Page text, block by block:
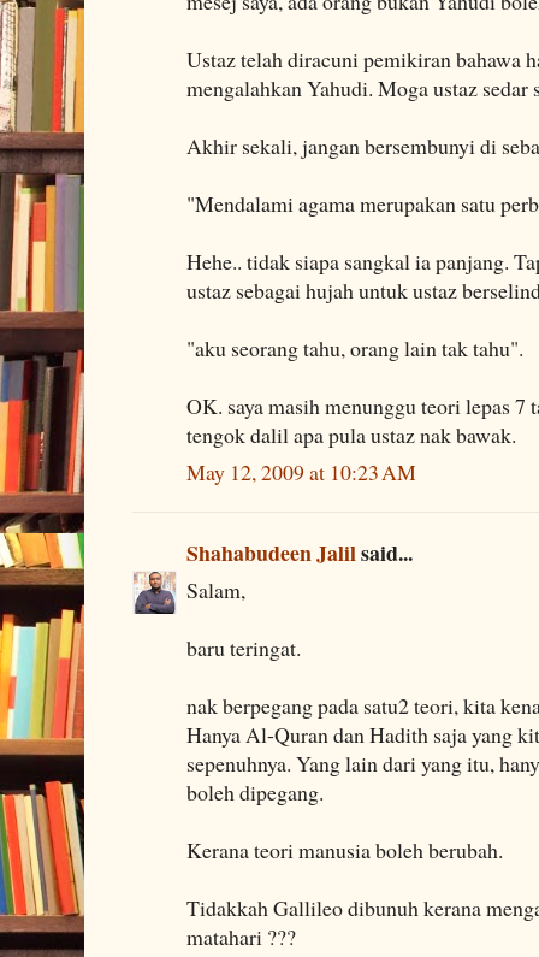
Ustaz telah diracuni pemikiran bahawa
mengalahkan Yahudi. Moga ustaz sedar
Akhir sekali, jangan bersembunyi di
"Mendalami agama merupakan satu
Hehe.. tidak siapa sangkal ia panjang.
ustaz sebagai hujah untuk ustaz
"aku seorang tahu, orang lain tak tahu".
OK. saya masih menunggu teori lepas
tengok dalil apa pula ustaz nak bawak.
May 12, 2009 at 10:23 AM
Shahabudeen Jalilsaid...
Salam,
baru teringat.
nak berpegang pada satu2 teori, kita
Hanya Al-Quran dan Hadith saja yang
sepenuhnya. Yang lain dari yang itu,
boleh dipegang.
Kerana teori manusia boleh berubah.
Tidakkah Gallileo dibunuh kerana
matahari ???